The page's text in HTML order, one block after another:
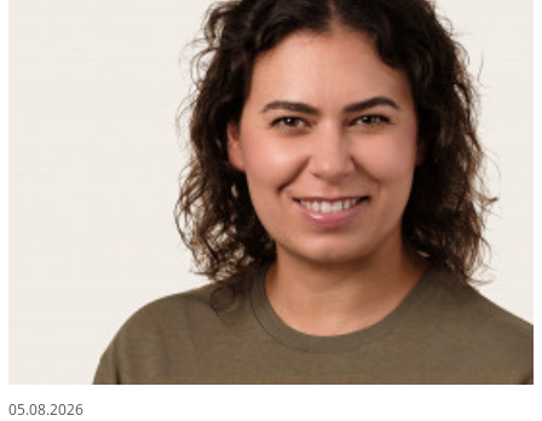
05.08.2026